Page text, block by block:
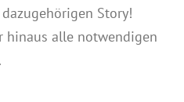
Story!
hinaus alle notwendigen